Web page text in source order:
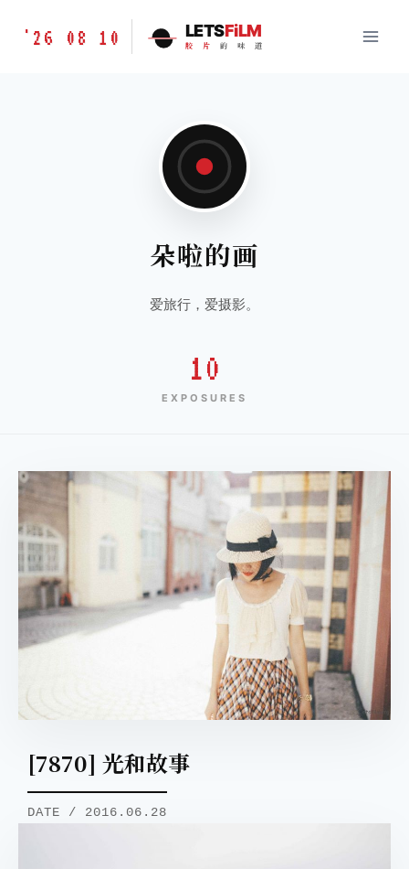
胶
'26 08 10 LETSFiLM
胶 片 的 味 道
朵啦的画
爱旅行，爱摄影。
10
EXPOSURES
[7870] 光和故事
DATE / 2016.06.28